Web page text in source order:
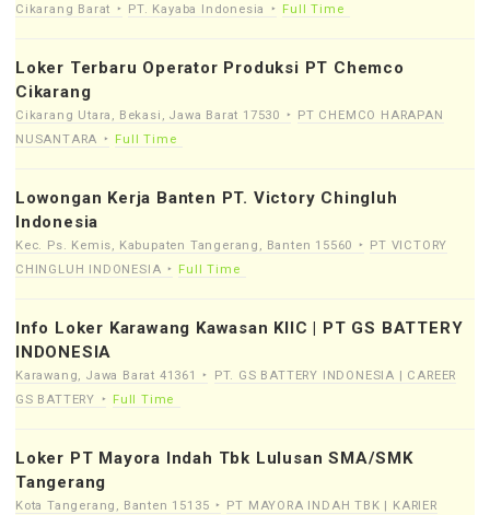
Cikarang Barat PT. Kayaba Indonesia Full Time
Loker Terbaru Operator Produksi PT Chemco
Cikarang
Cikarang Utara, Bekasi, Jawa Barat 17530
PT CHEMCO HARAPAN
NUSANTARA
Full Time
Lowongan Kerja Banten PT. Victory Chingluh
Indonesia
Kec. Ps. Kemis, Kabupaten Tangerang, Banten 15560
PT VICTORY
CHINGLUH INDONESIA
Full Time
Info Loker Karawang Kawasan KIIC | PT GS BATTERY
INDONESIA
Karawang, Jawa Barat 41361
PT. GS BATTERY INDONESIA | CAREER
GS BATTERY
Full Time
Loker PT Mayora Indah Tbk Lulusan SMA/SMK
Tangerang
Kota Tangerang, Banten 15135
PT MAYORA INDAH TBK | KARIER